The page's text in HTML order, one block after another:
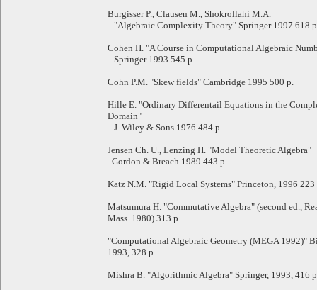
Burgisser P., Clausen M., Shokrollahi M.A.
"Algebraic Complexity Theory" Springer 1997 618
Cohen H. "A Course in Computational Algebraic
Springer 1993 545 p.
Cohn P.M. "Skew fields" Cambridge 1995 500 p.
Hille E. "Ordinary Differentail Equations in the
Domain"
J. Wiley & Sons 1976 484 p.
Jensen Ch. U., Lenzing H. "Model Theoretic Algebra"
Gordon & Breach 1989 443 p.
Katz N.M. "Rigid Local Systems" Princeton, 1996 223
Matsumura H. "Commutative Algebra" (second ed.,
Mass. 1980) 313 p.
"Computational Algebraic Geometry (MEGA 1992)"
1993, 328 p.
Mishra B. "Algorithmic Algebra" Springer, 1993, 416